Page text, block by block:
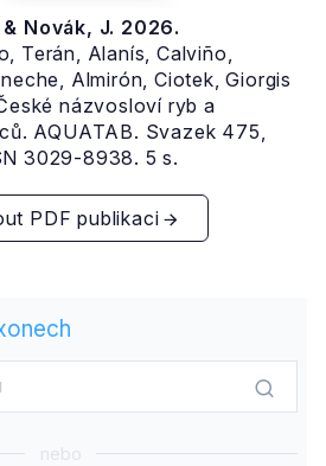
Novák, J. 2026.
Terán, Alanís, Calviño,
Almirón, Ciotek, Giorgis
názvosloví ryb a
AQUATAB. Svazek 475,
3029-8938. 5 s.
PDF publikaci
nebo